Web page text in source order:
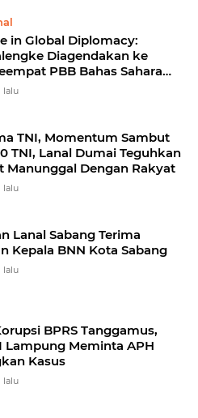
in Global Diplomacy:
Diagendakan ke
PBB Bahas Sahara
HAM
lalu
TNI, Momentum Sambut
TNI, Lanal Dumai Teguhkan
Manunggal Dengan Rakyat
lalu
Lanal Sabang Terima
Kepala BNN Kota Sabang
lalu
BPRS Tanggamus,
Lampung Meminta APH
Kasus
lalu